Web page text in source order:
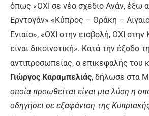
όπως «ΟΧΙ σε νέο σχέδιο Ανάν, έξω
Ερντογάν» «Κύπρος – Θράκη –
Ενιαίο», «ΟΧΙ στην εισβολή, ΟΧΙ
είναι δικοινοτική». Κατά την έξοδο
αντιπροσωπείας, ο επικεφαλής του
Γιώργος Καραμπελιάς, δήλωσε στα
οποία προωθείται είναι μια λύση η
οδηγήσει σε εξαφάνιση της